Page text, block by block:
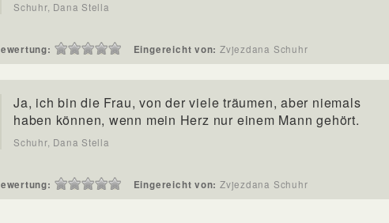
Schuhr, Dana Stella
Eingereicht von: Zvjezdana Schuhr
Ja, ich bin die Frau, von der viele träumen, aber niemals
haben können, wenn mein Herz nur einem Mann gehört.
Schuhr, Dana Stella
Eingereicht von: Zvjezdana Schuhr